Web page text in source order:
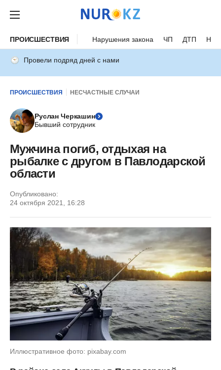
ПРОИСШЕСТВИЯ Нарушения закона ЧП ДТП
Провели подряд дней с нами
ПРОИСШЕСТВИЯ НЕСЧАСТНЫЕ СЛУЧАИ
Руслан Черкашин
Бывший сотрудник
Мужчина погиб, отдыхая на
рыбалке с другом в Павлодарской
области
Опубликовано:
24 октября 2021, 16:28
Иллюстративное фото: pixabay.com